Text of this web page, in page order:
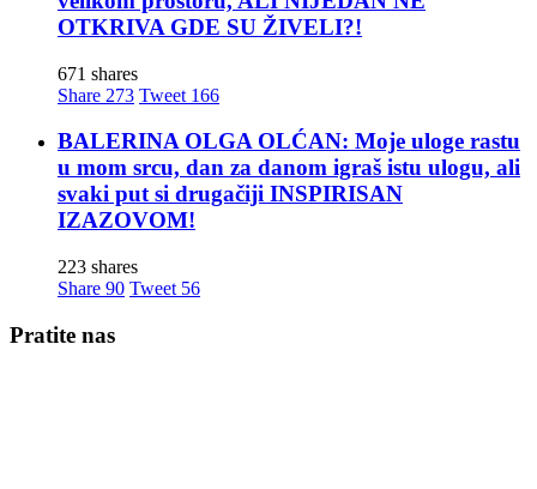
OTKRIVA GDE SU ŽIVELI?!
671 shares
Share 273 Tweet 166
BALERINA OLGA OLĆAN: Moje uloge rastu
u mom srcu, dan za danom igraš istu ulogu, ali
svaki put si drugačiji INSPIRISAN
IZAZOVOM!
223 shares
Share 90 Tweet 56
Pratite nas